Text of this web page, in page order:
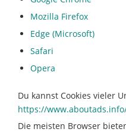
Mozilla Firefox
Edge (Microsoft)
Safari
Opera
Du kannst Cookies vieler
https://
Die meisten Browser